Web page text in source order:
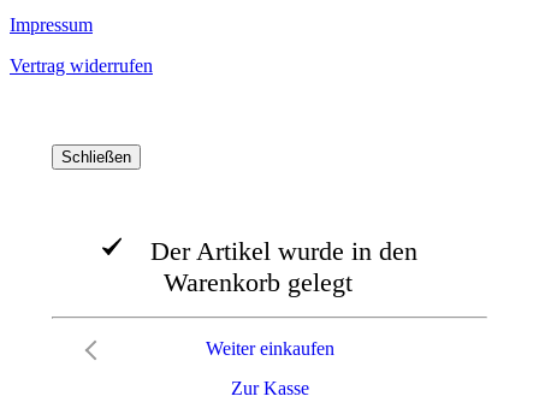
Impressum
Vertrag widerrufen
Schließen
Der Artikel wurde in den
Warenkorb gelegt
Zur Kasse
Weiter einkaufen